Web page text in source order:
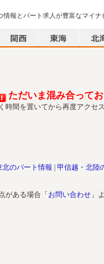
情報とパート求人が豊富なマイナ
ただいま混み合ってお
時間を置いてから再度アクセ
北のパート情報 甲信越・北陸
がある場合「 お問い合わせ 」